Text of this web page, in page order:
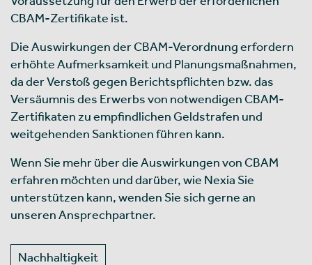
CBAM-Zertifikate ist.
Die Auswirkungen der CBAM-Verordnung erfordern
erhöhte Aufmerksamkeit und Planungsmaßnahmen,
da der Verstoß gegen Berichtspflichten bzw. das
Versäumnis des Erwerbs von notwendigen CBAM-
Zertifikaten zu empfindlichen Geldstrafen und
weitgehenden Sanktionen führen kann.
Wenn Sie mehr über die Auswirkungen von CBAM
erfahren möchten und darüber, wie Nexia Sie
unterstützen kann, wenden Sie sich gerne an
unseren Ansprechpartner.
Nachhaltigkeit